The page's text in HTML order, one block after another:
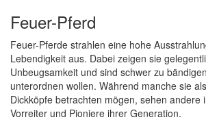
Feuer-Pferd
Feuer-Pferde strahlen eine hohe
Lebendigkeit aus. Dabei zeigen sie
Unbeugsamkeit und sind schwer zu
unterordnen wollen. Während manche sie
Dickköpfe betrachten mögen, sehen andere
Vorreiter und Pioniere ihrer Generation.